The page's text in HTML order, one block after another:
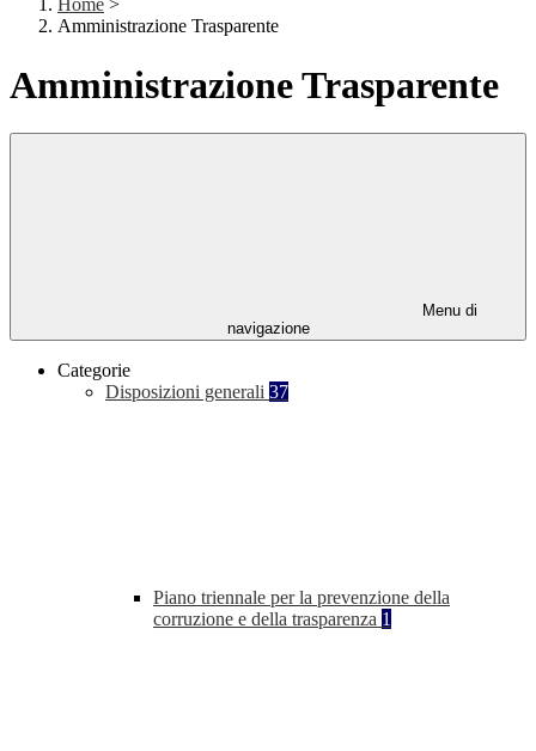
Home >
Amministrazione Trasparente
Amministrazione Trasparente
Menu di
navigazione
Categorie
Disposizioni generali 37
Piano triennale per la prevenzione della
corruzione e della trasparenza 1